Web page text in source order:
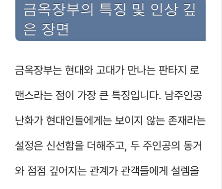
금옥장부의 특징 및 인상 깊
은 장면
금옥장부는 현대와 고대가 만나는 판타지 로
맨스라는 점이 가장 큰 특징입니다. 남주인공
난화가 현대인들에게는 보이지 않는 존재라는
설정은 신선함을 더해주고, 두 주인공의 동거
와 점점 깊어지는 관계가 관객들에게 설렘을